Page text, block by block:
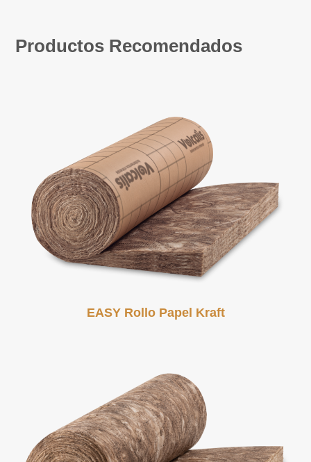
Productos Recomendados
EASY Rollo Papel Kraft